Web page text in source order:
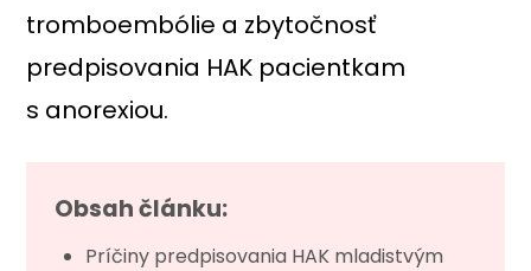
tromboembólie a zbytočnosť
predpisovania HAK pacientkam
s anorexiou.
Obsah článku:
Príčiny predpisovania HAK mladistvým